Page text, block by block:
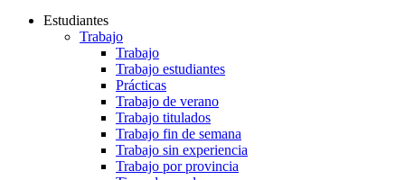
Estudiantes
Trabajo
Trabajo
Trabajo estudiantes
Prácticas
Trabajo de verano
Trabajo titulados
Trabajo fin de semana
Trabajo sin experiencia
Trabajo por provincia